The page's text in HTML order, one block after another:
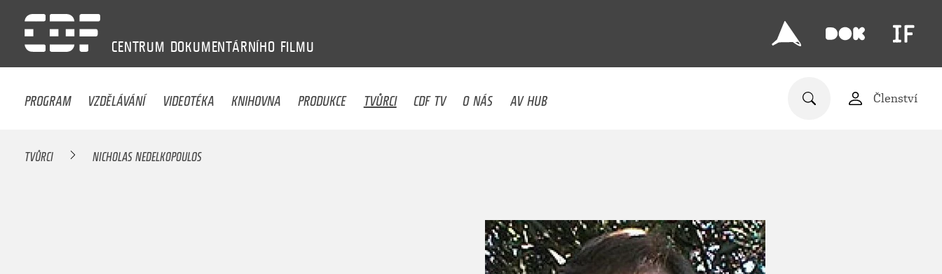
CENTRUM DOKUMENTÁRNÍHO FILMU
PROGRAM VZDĚLÁVÁNÍ VIDEOTÉKA KNIHOVNA PRODUKCE TVŮRCI CDF TV O NÁS AV HUB Členství
TVŮRCI NICHOLAS NEDELKOPOULOS